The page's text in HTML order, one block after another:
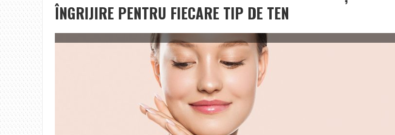
CADOU
DE
NEUITAT
PENTRU
ÎNGRIJIRE PENTRU FIECARE TIP DE TEN